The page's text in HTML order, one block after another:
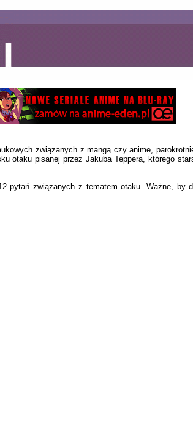
związanych z mangą czy anime,
otaku pisanej przez Jakuba Teppera, którego
pytań związanych z tematem otaku. Ważne, by